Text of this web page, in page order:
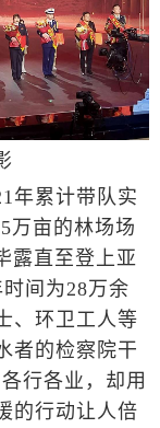
累计带队实
万亩的林场场
露直至登上亚
间为28万余
、环卫工人等
者的检察院干
行各业，却用
的行动让人倍